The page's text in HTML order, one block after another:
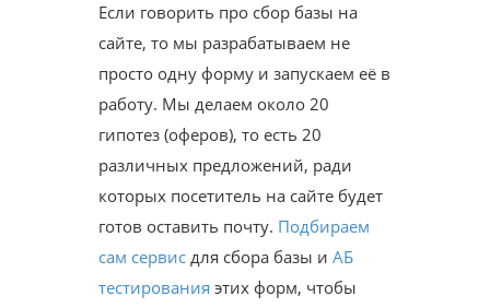
Если говорить про сбор базы на
сайте, то мы разрабатываем не
просто одну форму и запускаем её в
работу. Мы делаем около 20
гипотез (оферов), то есть 20
различных предложений, ради
которых посетитель на сайте будет
готов оставить почту. Подбираем
сам сервис для сбора базы и АБ
тестирования этих форм, чтобы